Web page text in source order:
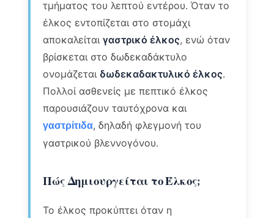
τμήματος του λεπτού εντέρου. Όταν το
έλκος εντοπίζεται στο στομάχι
αποκαλείταιγαστρικό έλκος, ενώ όταν
βρίσκεται στο δωδεκαδάκτυλο
ονομάζεται δωδεκαδακτυλικό έλκος.
Πολλοί ασθενείς με πεπτικό έλκος
παρουσιάζουν ταυτόχρονα και
γαστρίτιδα, δηλαδή φλεγμονή του
γαστρικού βλεννογόνου.
Πώς Δημιουργείται το Έλκος;
Το έλκος προκύπτει όταν η